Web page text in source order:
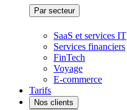
Par secteur
SaaS et services IT
Services financiers
FinTech
Voyage
E-commerce
Tarifs
Nos clients